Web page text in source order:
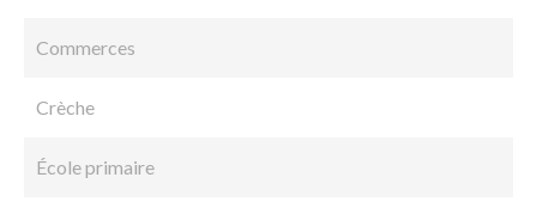
Commerces
Crèche
École primaire